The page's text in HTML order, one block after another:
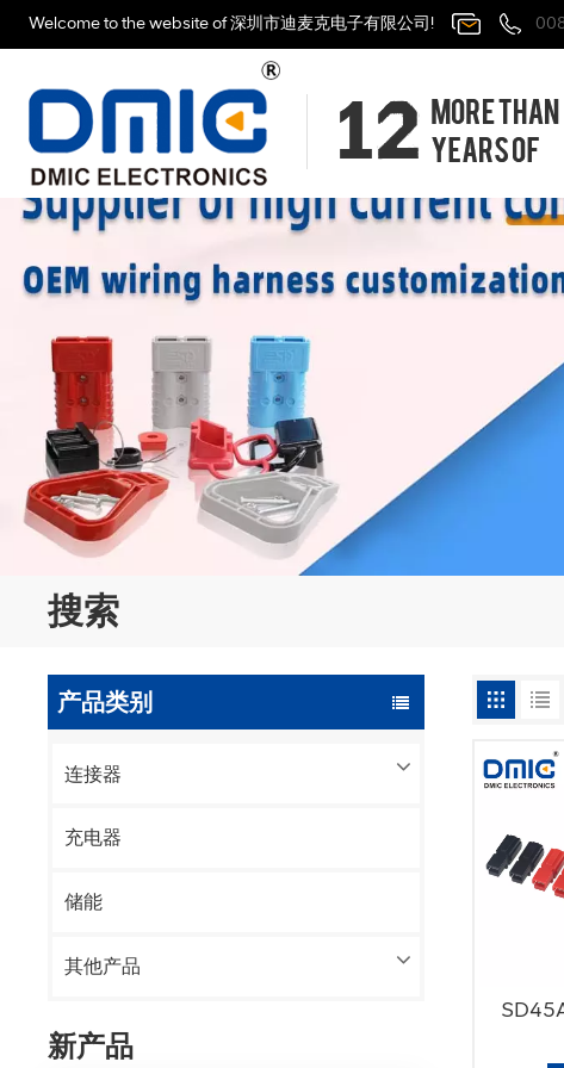
Welcome to the website of 深圳市迪麦克电子有限公司!
搜索
产品类别
连接器
充电器
储能
其他产品
新产品